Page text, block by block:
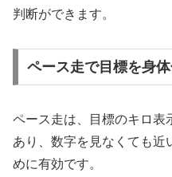
判断ができます。
ペース走で目標を身
ペース走は、目標のキロ表
あり、数字を見なくても近
めに有効です。